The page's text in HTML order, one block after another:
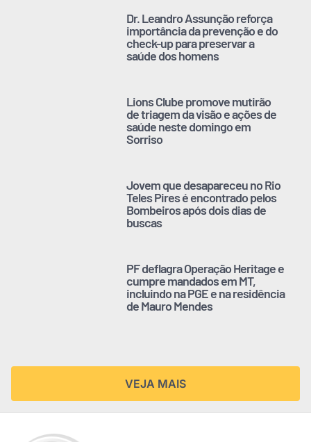
Dr. Leandro Assunção reforça
importância da prevenção e do
check-up para preservar a
saúde dos homens
Lions Clube promove mutirão
de triagem da visão e ações de
saúde neste domingo em
Sorriso
Jovem que desapareceu no Rio
Teles Pires é encontrado pelos
Bombeiros após dois dias de
buscas
PF deflagra Operação Heritage e
cumpre mandados em MT,
incluindo na PGE e na residência
de Mauro Mendes
VEJA MAIS